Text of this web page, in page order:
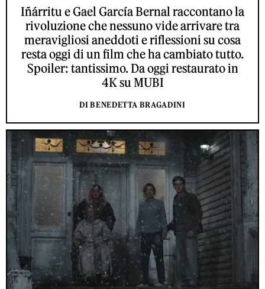
Iñárritu e Gael García Bernal raccontano la
rivoluzione che nessuno vide arrivare tra
meravigliosi aneddoti e riflessioni su cosa
resta oggi di un film che ha cambiato tutto.
Spoiler: tantissimo. Da oggi restaurato in
4K su MUBI
DI BENEDETTA BRAGADINI